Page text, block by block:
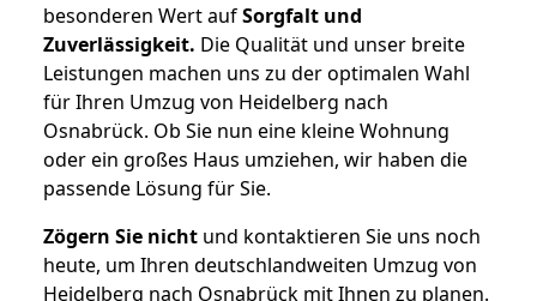
besonderen Wert aufSorgfalt und
Zuverlässigkeit. Die Qualität und unser breite
Leistungen machen uns zu der optimalen Wahl
für Ihren Umzug von Heidelberg nach
Osnabrück. Ob Sie nun eine kleine Wohnung
oder ein großes Haus umziehen, wir haben die
passende Lösung für Sie.
Zögern Sie nicht und kontaktieren Sie uns noch
heute, um Ihren deutschlandweiten Umzug von
Heidelberg nach Osnabrück mit Ihnen zu planen.